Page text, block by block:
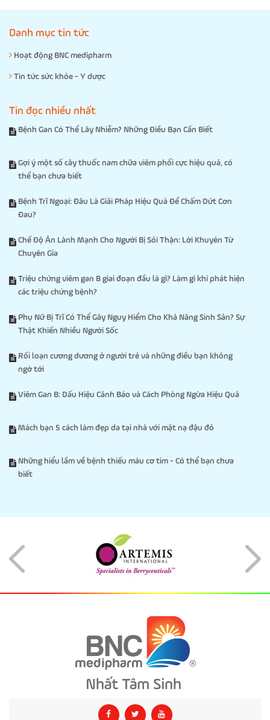
Danh mục tin tức
Hoạt động BNC medipharm
Tin tức sức khỏe - Y dược
Tin đọc nhiều nhất
Bệnh Gan Có Thể Lây Nhiễm? Những Điều Bạn Cần Biết
Gợi ý một số cây thuốc nam chữa viêm phổi cực hiệu quả, có
thể bạn chưa biết
Bệnh Trĩ Ngoại: Đâu Là Giải Pháp Hiệu Quả Để Chấm Dứt Cơn
Đau?
Chế Độ Ăn Lành Mạnh Cho Người Bị Sỏi Thận: Lời Khuyên Từ
Chuyên Gia
Triệu chứng viêm gan B giai đoạn đầu là gì? Làm gì khi phát hiện
các triệu chứng bệnh?
Phụ Nữ Bị Trĩ Có Thể Gây Nguy Hiểm Cho Khả Năng Sinh Sản? Sự
Thật Khiến Nhiều Người Sốc
Rối loạn cương dương ở người trẻ và những điều bạn không
ngờ tới
Viêm Gan B: Dấu Hiệu Cảnh Báo và Cách Phòng Ngừa Hiệu Quả
Mách bạn 5 cách làm đẹp da tại nhà với mặt nạ đậu đỏ
Những hiểu lầm về bệnh thiếu máu cơ tim - Có thể bạn chưa
biết